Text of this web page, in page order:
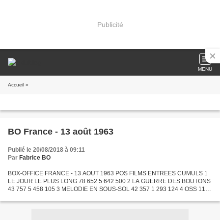
Publicité
MENU
Accueil »
BO France - 13 août 1963
Publié le 20/08/2018 à 09:11
Par Fabrice BO
BOX-OFFICE FRANCE - 13 AOUT 1963 POS FILMS ENTREES CUMULS 1
LE JOUR LE PLUS LONG 78 652 5 642 500 2 LA GUERRE DES BOUTONS
43 757 5 458 105 3 MELODIE EN SOUS-SOL 42 357 1 293 124 4 OSS 117
HATARI...